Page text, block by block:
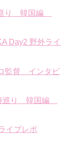
巡り 韓国編
Day2 野外ライ
監督 インタビ
巡り 韓国編
イブレポ